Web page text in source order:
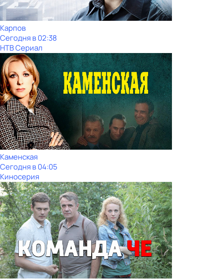
Карпов
Сегодня в 02:38
НТВ Сериал
Каменская
Сегодня в 04:05
Киносерия